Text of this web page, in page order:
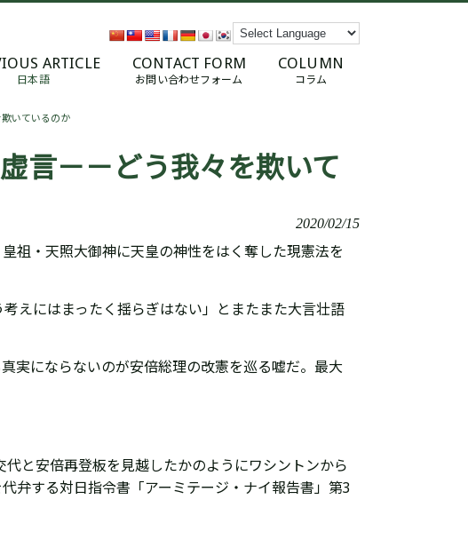
ARTICLE
日本語
CONTACT FORM
お問い合わせフォーム
COLUMN
コラム
いているのか
言－－どう我々を欺いて
2020/02/15
祖・天照大御神に天皇の神性をはく奪した現憲法を
えにはまったく揺らぎはない」とまたまた大言壮語
実にならないのが安倍総理の改憲を巡る嘘だ。最大
と安倍再登板を見越したかのようにワシントンから
弁する対日指令書「アーミテージ・ナイ報告書」第3